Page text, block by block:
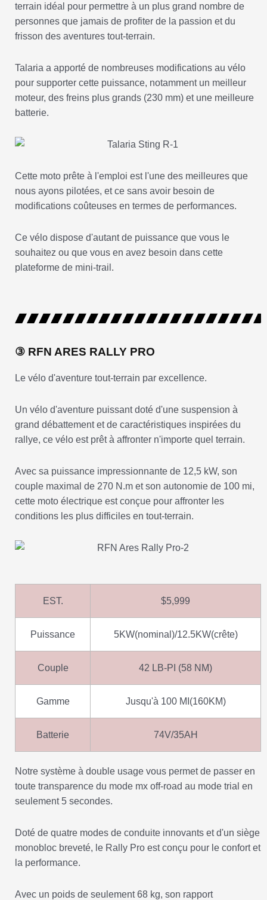
terrain idéal pour permettre à un plus grand nombre de
personnes que jamais de profiter de la passion et du
frisson des aventures tout-terrain.
Talaria a apporté de nombreuses modifications au vélo
pour supporter cette puissance, notamment un meilleur
moteur, des freins plus grands (230 mm) et une meilleure
batterie.
Cette moto prête à l'emploi est l'une des meilleures que
nous ayons pilotées, et ce sans avoir besoin de
modifications coûteuses en termes de performances.
Ce vélo dispose d'autant de puissance que vous le
souhaitez ou que vous en avez besoin dans cette
plateforme de mini-trail.
③ RFN ARES RALLY PRO
Le vélo d'aventure tout-terrain par excellence.
Un vélo d'aventure puissant doté d'une suspension à
grand débattement et de caractéristiques inspirées du
rallye, ce vélo est prêt à affronter n'importe quel terrain.
Avec sa puissance impressionnante de 12,5 kW, son
couple maximal de 270 N.m et son autonomie de 100 mi,
cette moto électrique est conçue pour affronter les
conditions les plus difficiles en tout-terrain.
EST. $5,999
Puissance 5KW(nominal)/12.5KW(crête)
Couple 42 LB-PI (58 NM)
Gamme Jusqu'à 100 MI(160KM)
Batterie 74V/35AH
Notre système à double usage vous permet de passer en
toute transparence du mode mx off-road au mode trial en
seulement 5 secondes.
Doté de quatre modes de conduite innovants et d'un siège
monobloc breveté, le Rally Pro est conçu pour le confort et
la performance.
Avec un poids de seulement 68 kg, son rapport